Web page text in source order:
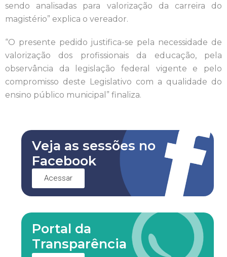
sendo analisadas para valorização da carreira do
magistério” explica o vereador.
“O presente pedido justifica-se pela necessidade de
valorização dos profissionais da educação, pela
observância da legislação federal vigente e pelo
compromisso deste Legislativo com a qualidade do
ensino público municipal” finaliza.
Veja as sessões no
Facebook
Acessar
Portal da
Transparência